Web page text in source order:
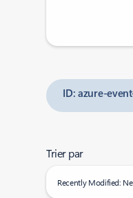
ID: azure-
Trier par
Recently Modified: